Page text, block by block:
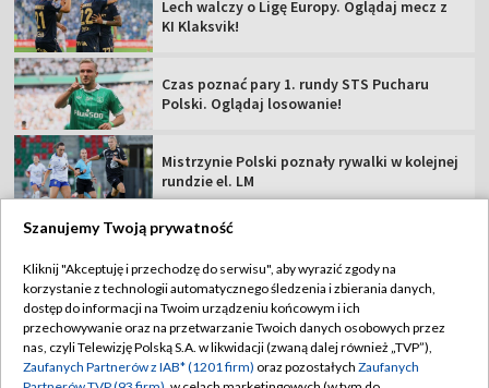
Lech walczy o Ligę Europy. Oglądaj mecz z
KI Klaksvik!
Czas poznać pary 1. rundy STS Pucharu
Polski. Oglądaj losowanie!
Mistrzynie Polski poznały rywalki w kolejnej
rundzie el. LM
TVP
Abonament TVP
Sklep TVP
Regulamin TVP
Polityka prywatności
Szanujemy Twoją prywatność
Kliknij "Akceptuję i przechodzę do serwisu", aby wyrazić zgody na
korzystanie z technologii automatycznego śledzenia i zbierania danych,
dostęp do informacji na Twoim urządzeniu końcowym i ich
przechowywanie oraz na przetwarzanie Twoich danych osobowych przez
nas, czyli Telewizję Polską S.A. w likwidacji (zwaną dalej również „TVP”),
Zaufanych Partnerów z IAB* (1201 firm) oraz pozostałych Zaufanych